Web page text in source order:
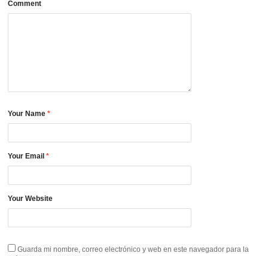
Comment
Your Name*
Your Email*
Your Website
Guarda mi nombre, correo electrónico y web en este navegador para la